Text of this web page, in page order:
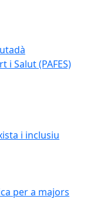
i Salut (PAFES)
i inclusiu
per a majors